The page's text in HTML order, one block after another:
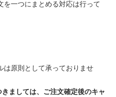
を一つにまとめる対応は行って
は原則として承っておりませ
ましては、ご注文確定後のキャ